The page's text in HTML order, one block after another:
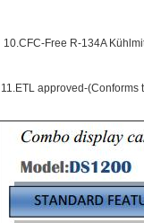
10.CFC-Free R-134A
11.ETL approved-(Conforms